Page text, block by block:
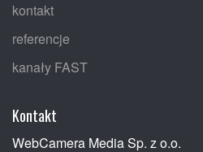
kontakt
referencje
kanały FAST
Kontakt
WebCamera Media Sp. z o.o.